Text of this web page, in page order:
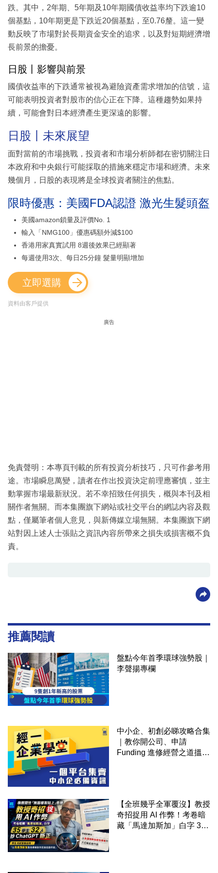
跌。其中，2年期、5年期及10年期國債收益率均下跌逾10
個基點，10年期更是下跌近20個基點，至0.76釐。這一變
動反映了市場對於長期資金安全的追求，以及對短期經濟增
長前景的擔憂。
日股丨影響與前景
國債收益率的下跌通常被視為避險資產需求增加的信號，這
可能表明投資者對股市的信心正在下降。這種趨勢如果持
續，可能會對日本經濟產生更深遠的影響。
日股丨未來展望
面對當前的市場挑戰，投資者和市場分析師都在密切關注日
本政府和中央銀行可能採取的措施來穩定市場和經濟。未來
幾個月，日股的表現將是全球投資者關注的焦點。
限時優惠：美國FDA認證 激光生髮頭盔
美國amazon鎖量及評價No. 1
輸入「NMG100」優惠碼額外減$100
香港用家真實試用 8週後效果已經顯著
每週使用3次、每日25分鐘 髮量明顯增加
立即選購
資料由客戶提供
廣告
免責聲明：本專頁刊載的所有投資分析技巧，只可作參考用
途。市場瞬息萬變，讀者在作出投資決定前理應審慎，並主
動掌握市場最新狀況。若不幸招致任何損失，概與本刊及相
關作者無關。而本集團旗下網站或社交平台的網誌內容及觀
點，僅屬筆者個人意見，與新傳媒立場無關。本集團旗下網
站對因上述人士張貼之資訊內容所帶來之損失或損害概不負
責。
推薦閱讀
盤點今年首季環球強勢股｜
李聲揚專欄
中小企、初創必睇攻略合集
｜教你開公司、申請
Funding 進修經營之道搵大
【全班幾乎全軍覆沒】教授
奇招捉用 AI 作弊！考卷暗
藏「馬達加斯加」白字 35